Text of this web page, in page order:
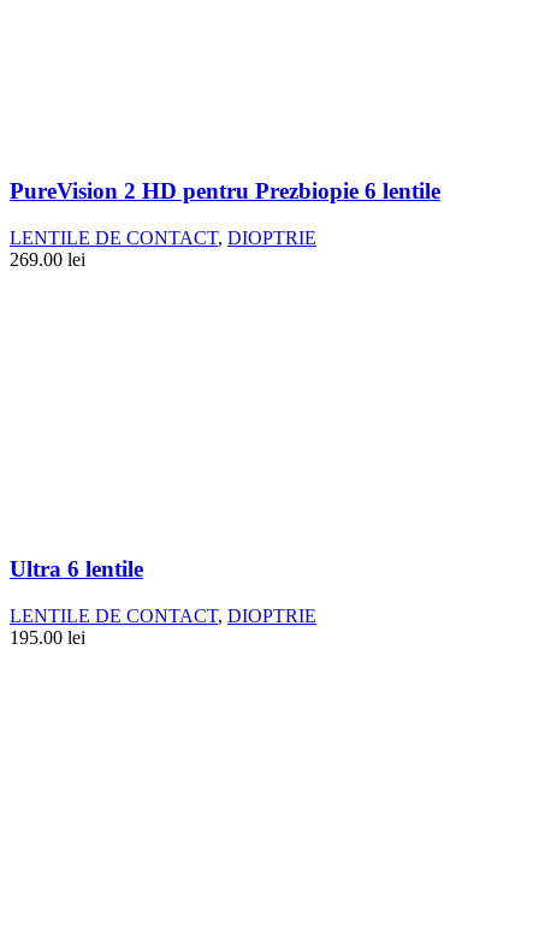
PureVision 2 HD pentru Prezbiopie 6 lentile
LENTILE DE CONTACT, DIOPTRIE
269.00 lei
Ultra 6 lentile
LENTILE DE CONTACT, DIOPTRIE
195.00 lei